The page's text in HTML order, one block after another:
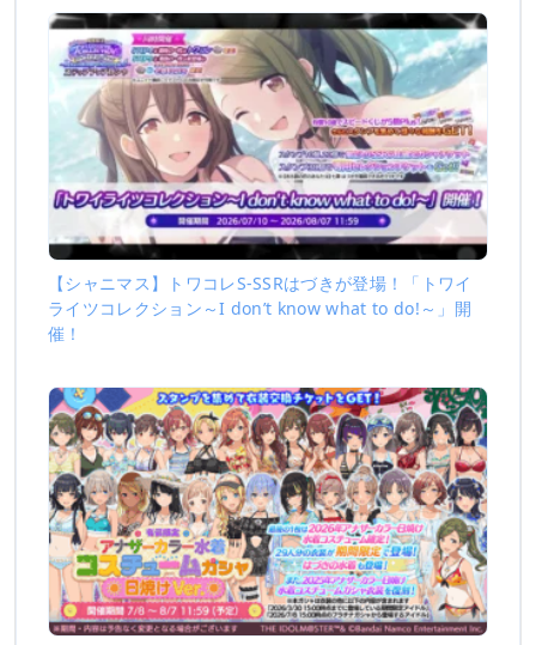
【シャニマス】トワコレS-SSRはづきが登場！「トワイ
ライツコレクション～I don’t know what to do!～」開
催！